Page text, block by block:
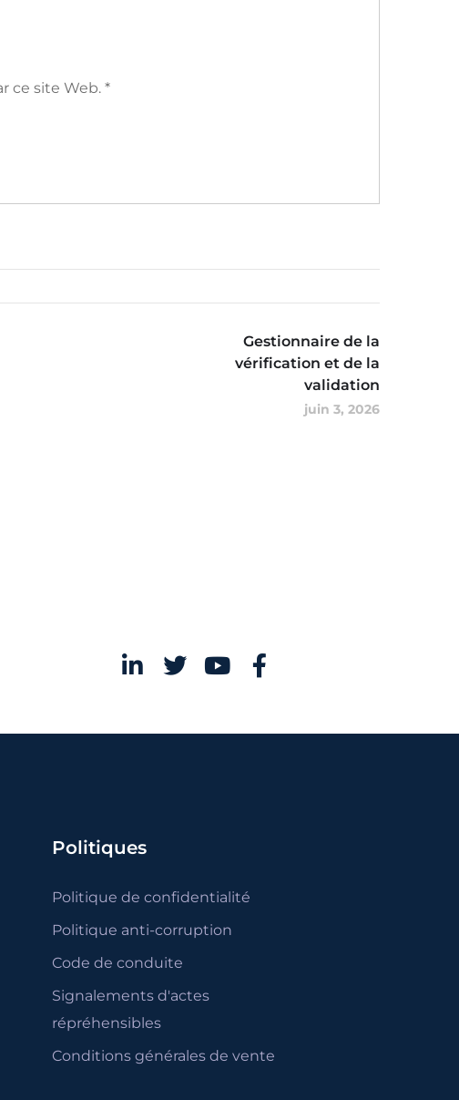
ce site Web. *
Gestionnaire de la
vérification et de la
validation
juin 3, 2026
Politiques
Politique de confidentialité
Politique anti-corruption
Code de conduite
Signalements d'actes
répréhensibles
Conditions générales de vente